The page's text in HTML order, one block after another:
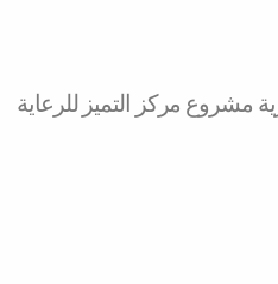
مشروع مركز التميز للرعاية